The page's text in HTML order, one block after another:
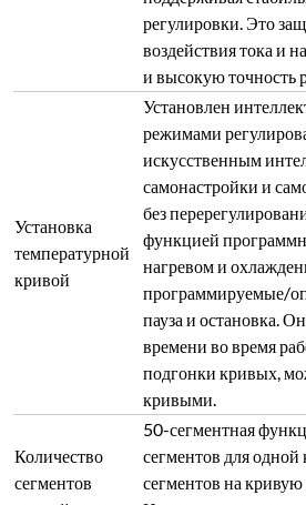
кривой нагрева
50-сегментная
сегментов для
сегментов на
Несколько кривых
произвольно во
Две кнопки/ручки:
переключения
аксессуары
1 штука щипцов для
Свяжитесь с нами сегодня